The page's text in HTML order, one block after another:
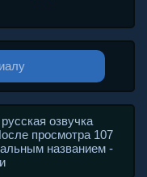
озвучка
просмотра 107
названием -